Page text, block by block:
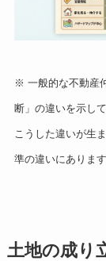
※ 一般的な不動産
断」の違いを示して
こうした違いが生
準の違いにあります
土地の成り